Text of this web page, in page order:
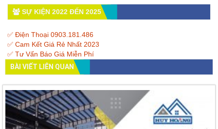
SỰ KIỆN 2022 ĐẾN 2025
✅ Điện Thoại 0903.181.486
✅ Cam Kết Giá Rẻ Nhất 2023
✅ Tư Vấn Báo Giá Miễn Phí
BÀI VIẾT LIÊN QUAN